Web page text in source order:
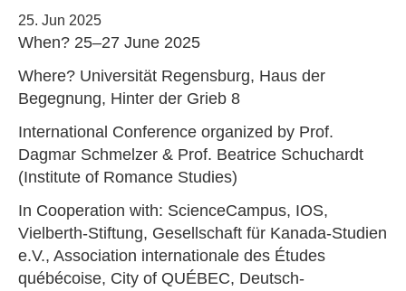
25. Jun 2025
When? 25–27 June 2025
Where? Universität Regensburg, Haus der
Begegnung, Hinter der Grieb 8
International Conference organized by Prof.
Dagmar Schmelzer & Prof. Beatrice Schuchardt
(Institute of Romance Studies)
In Cooperation with: ScienceCampus, IOS,
Vielberth-Stiftung, Gesellschaft für Kanada-Studien
e.V., Association internationale des Études
québécoise, City of QUÉBEC, Deutsch-